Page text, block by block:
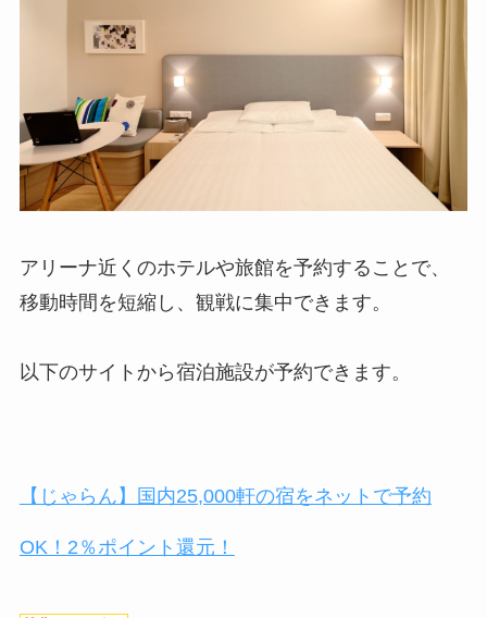
アリーナ近くのホテルや旅館を予約することで、
移動時間を短縮し、観戦に集中できます。
以下のサイトから宿泊施設が予約できます。
【じゃらん】国内25,000軒の宿をネットで予約
OK！2％ポイント還元！